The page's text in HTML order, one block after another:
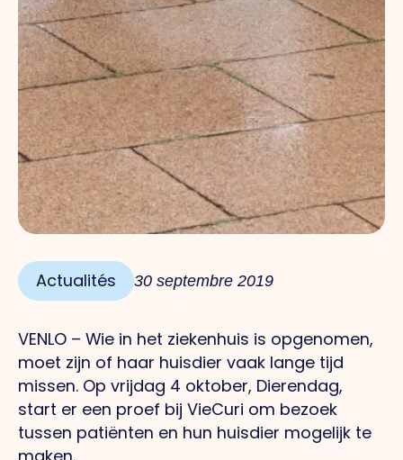
Actualités 30 septembre 2019
VENLO – Wie in het ziekenhuis is opgenomen,
moet zijn of haar huisdier vaak lange tijd
missen. Op vrijdag 4 oktober, Dierendag,
start er een proef bij VieCuri om bezoek
tussen patiënten en hun huisdier mogelijk te